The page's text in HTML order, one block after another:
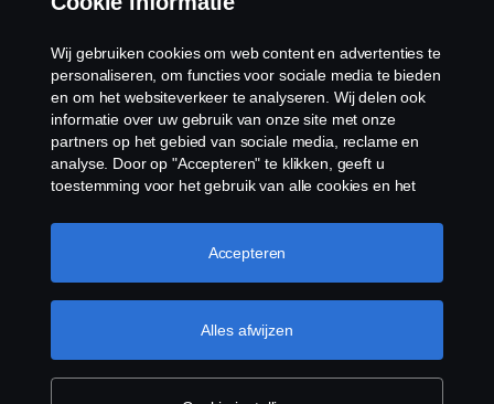
Wij gebruiken cookies om web content en advertenties te
personaliseren, om functies voor sociale media te bieden
en om het websiteverkeer te analyseren. Wij delen ook
informatie over uw gebruik van onze site met onze
partners op het gebied van sociale media, reclame en
analyse. Door op "Accepteren" te klikken, geeft u
toestemming voor het gebruik van alle cookies en het
door op "Cookie Instellingen" te klikken en de
categorieën te selecteren die u wilt accepteren. Voor een
Meer informatie over uw privacy
Alles afwijzen
Accepteren